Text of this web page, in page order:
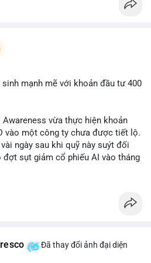
mạnh mẽ với khoản đầu tư 400
Awareness vừa thực hiện khoản
vào một công ty chưa được tiết lộ.
ngày sau khi quỹ này suýt đối
sụt giảm cổ phiếu AI vào tháng
phục hồi đáng chú ý của quỹ
Đã thay đổi ảnh đại diện